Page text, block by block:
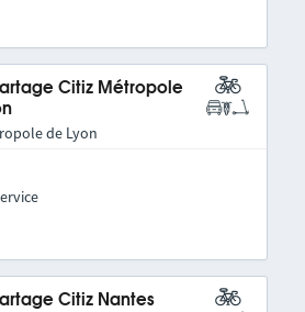
Citiz Métropole
de Lyon
Citiz Nantes